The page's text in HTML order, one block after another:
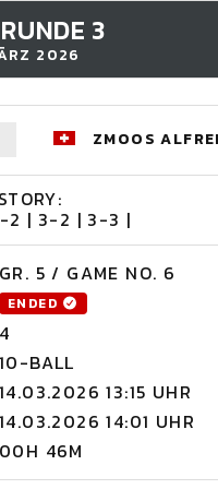
3
2026
ZMOOS
2 | 3-2 | 3-3 |
GR. 5 / GAME NO. 6
ENDED
4
10-BALL
14.03.2026 13:15 UHR
14.03.2026 14:01 UHR
00H 46M